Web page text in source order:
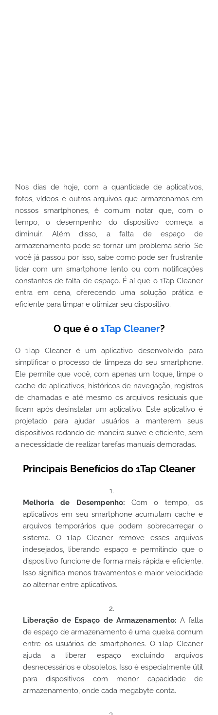
Nos dias de hoje, com a quantidade de aplicativos,
fotos, vídeos e outros arquivos que armazenamos em
nossos smartphones, é comum notar que, com o
tempo, o desempenho do dispositivo começa a
diminuir. Além disso, a falta de espaço de
armazenamento pode se tornar um problema sério. Se
você já passou por isso, sabe como pode ser frustrante
lidar com um smartphone lento ou com notificações
constantes de falta de espaço. É aí que o 1Tap Cleaner
entra em cena, oferecendo uma solução prática e
eficiente para limpar e otimizar seu dispositivo.
O que é o 1Tap Cleaner?
O 1Tap Cleaner é um aplicativo desenvolvido para
simplificar o processo de limpeza do seu smartphone.
Ele permite que você, com apenas um toque, limpe o
cache de aplicativos, históricos de navegação, registros
de chamadas e até mesmo os arquivos residuais que
ficam após desinstalar um aplicativo. Este aplicativo é
projetado para ajudar usuários a manterem seus
dispositivos rodando de maneira suave e eficiente, sem
a necessidade de realizar tarefas manuais demoradas.
Principais Benefícios do 1Tap Cleaner
Melhoria de Desempenho: Com o tempo, os
aplicativos em seu smartphone acumulam cache e
arquivos temporários que podem sobrecarregar o
sistema. O 1Tap Cleaner remove esses arquivos
indesejados, liberando espaço e permitindo que o
dispositivo funcione de forma mais rápida e eficiente.
Isso significa menos travamentos e maior velocidade
ao alternar entre aplicativos.
Liberação de Espaço de Armazenamento: A falta
de espaço de armazenamento é uma queixa comum
entre os usuários de smartphones. O 1Tap Cleaner
ajuda a liberar espaço excluindo arquivos
desnecessários e obsoletos. Isso é especialmente útil
para dispositivos com menor capacidade de
armazenamento, onde cada megabyte conta.